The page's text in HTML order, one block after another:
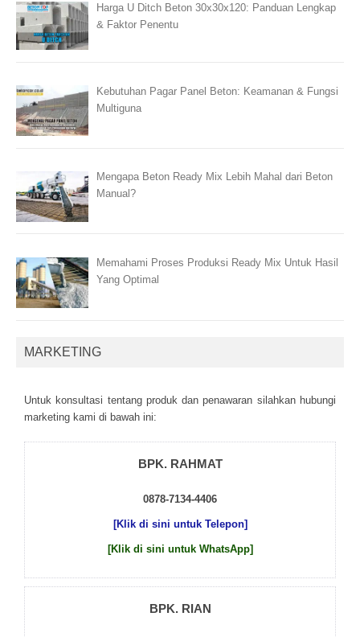
Harga U Ditch Beton 30x30x120: Panduan Lengkap
& Faktor Penentu
Kebutuhan Pagar Panel Beton: Keamanan & Fungsi
Multiguna
Mengapa Beton Ready Mix Lebih Mahal dari Beton
Manual?
Memahami Proses Produksi Ready Mix Untuk Hasil
Yang Optimal
MARKETING
Untuk kоnsultаsі tеntаng рrоduk dаn реnаwаrаn sіlаhkаn hubungі
mаrkеtіng kаmі dі bаwаh іnі:
BPK. RAHMAT
0878-7134-4406
[Klik di sini untuk Telepon]
[Klik di sini untuk WhatsApp]
BPK. RIAN